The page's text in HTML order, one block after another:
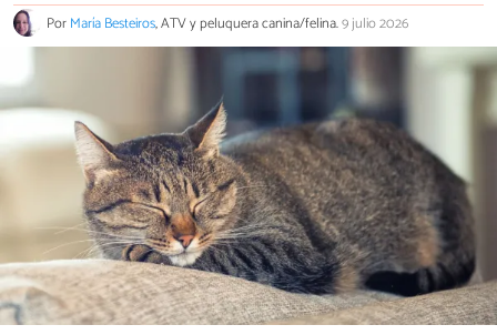
PorMaría Besteiros, ATV y peluquera canina/felina.9 julio 2026